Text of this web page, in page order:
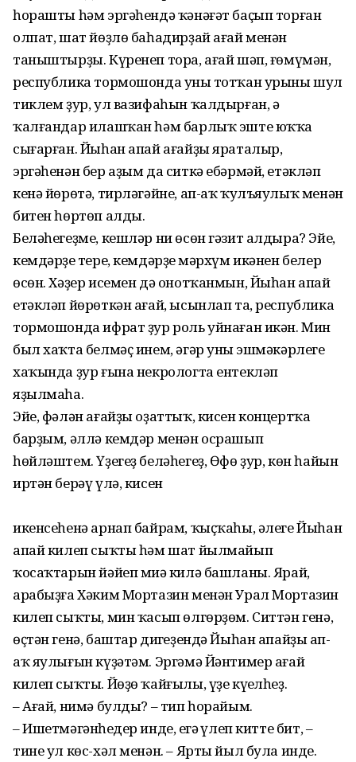
һорашты һәм эргәһендә ҡәнәғәт баҫып торған
олпат, шат йөҙлө баһадирҙай ағай менән
таныштырҙы. Күренеп тора, ағай шәп, ғөмүмән,
республика тормошонда уның тотҡан урыны шул
тиклем ҙур, ул вазифаһын ҡалдырған, ә
ҡалғандар илашҡан һәм барлыҡ эште юҡҡа
сығарған. Йыһан апай ағайҙы яраталыр,
эргәһенән бер аҙым да ситкә ебәрмәй, етәкләп
кенә йөрөтә, тирләгәйне, ап-аҡ ҡулъяулыҡ менән
битен һөртөп алды.
Беләһегеҙме, кешләр ни өсөн гәзит алдыра? Эйе,
кемдәрҙең тере, кемдәрҙең мәрхүм икәнен белер
өсөн. Хәҙер исемен дә онотҡанмын, Йыһан апай
етәкләп йөрөткән ағай, ысынлап та, республика
тормошонда ифрат ҙур роль уйнаған икән. Мин
был хаҡта белмәҫ инем, әгәр уның эшмәкәрлеге
хаҡында ҙур ғына некрологта ентекләп
яҙылмаһа.
Эйе, фәлән ағайҙы оҙаттыҡ, кисен концертҡа
барҙым, әллә кемдәр менән осрашып
һөйләштем. Үҙегеҙ беләһегеҙ, Өфө ҙур, көн һайын
иртән берәү үлә, кисен
икенсеһенә арнап байрам, ҡыҫҡаһы, әлеге Йыһан
апай килеп сыҡты һәм шат йылмайып
ҡосаҡтарын йәйеп миңә килә башланы. Ярай,
арабыҙға Хәким Мортазин менән Урал Мортазин
килеп сыҡты, мин ҡасып өлгөрҙөм. Ситтән генә,
өҫтән генә, баштар диңгеҙендә Йыһан апайҙың ап-
аҡ яулығын күҙәтәм. Эргәмә Йәнтимер ағай
килеп сыҡты. Йөҙө ҡайғылы, үҙе күңелһеҙ.
– Ағай, нимә булды? – тип һорайым.
– Ишетмәгәнһеңдер инде, еңгәң үлеп китте бит, –
тине ул көс-хәл менән. – Ярты йыл була инде.